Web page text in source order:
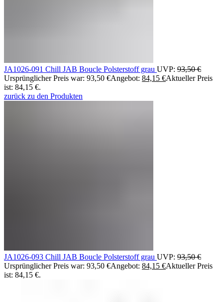
JA1026-091 Chill JAB Boucle Polsterstoff grau UVP: 93,50€
Ursprünglicher Preis war: 93,50 €Angebot: 84,15 €Aktueller Preis
ist: 84,15 €.
zurück zu den Produkten
JA1026-093 Chill JAB Boucle Polsterstoff grau UVP: 93,50€
Ursprünglicher Preis war: 93,50 €Angebot: 84,15 €Aktueller Preis
ist: 84,15 €.